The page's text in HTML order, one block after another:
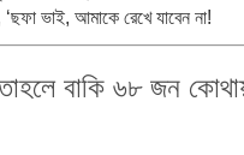
ভাই, আমাকে রেখে যাবেন না!
বাকি ৬৮ জন